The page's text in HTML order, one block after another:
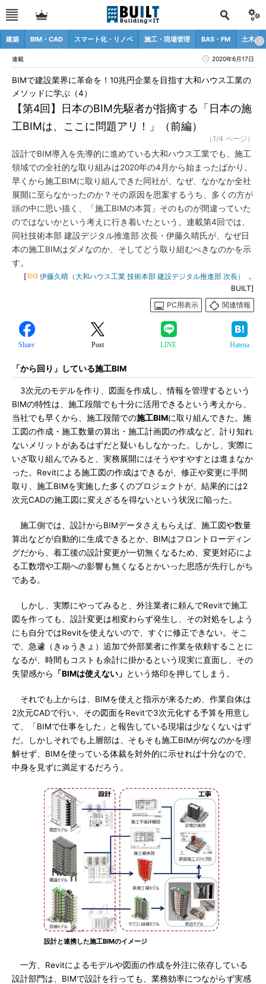
建築 BIM・CAD スマート化・リノベ 施工・現場管理 BAS・FM 土木
連載 2020年6月17日
【第4回】日本のBIM先駆者が指摘する「日本の施
工BIMは、ここに問題アリ！」（前編）
BIMで建設業界に革命を！10兆円企業を目指す大和ハウス工業の
メソッドに学ぶ（4）
（1/4 ページ）
設計でBIM導入を先導的に進めている大和ハウス工業でも、施工
領域での全社的な取り組みは2020年の4月から始まったばかり。
早くから施工BIMに取り組んできた同社が、なぜ、なかなか全社
展開に至らなかったのか？その原因を思案するうち、多くの方が
頭の中に思い描く、「施工BIMの本質」そのものが間違っていた
のではないかという考えに行き着いたという。連載第4回では、
同社技術本部 建設デジタル推進部 次長・伊藤久晴氏が、なぜ日
本の施工BIMはダメなのか、そしてどう取り組むべきなのかを示
す。
[ 伊藤久晴（大和ハウス工業 技術本部 建設デジタル推進部 次長）
，
BUILT]
PC用表示
関連情報
Share Post LINE Hatena
「から回り」している施工BIM
3次元のモデルを作り、図面を作成し、情報を管理するという
BIMの特性は、施工段階でも十分に活用できるという考えから、
当社でも早くから、施工段階での施工BIMに取り組んできた。施
工図の作成・施工数量の算出・施工計画図の作成など、計り知れ
ないメリットがあるはずだと疑いもしなかった。しかし、実際に
いざ取り組んでみると、実務展開にはそうやすやすとは進まなか
った。Revitによる施工図の作成はできるが、修正や変更に手間
取り、施工BIMを実施した多くのプロジェクトが、結果的には2
次元CADの施工図に変えざるを得ないという状況に陥った。
施工側では、設計からBIMデータさえもらえば、施工図や数量
算出などが自動的に生成できるとか、BIMはフロントローディン
グだから、着工後の設計変更が一切無くなるため、変更対応によ
る工数増や工期への影響も無くなるとかいった思惑が先行しがち
である。
しかし、実際にやってみると、外注業者に頼んでRevitで施工
図を作っても、設計変更は相変わらず発生し、その対処をしよう
にも自分ではRevitを使えないので、すぐに修正できない。そこ
で、急遽（きゅうきょ）追加で外部業者に作業を依頼することに
なるが、時間もコストも余計に掛かるという現実に直面し、その
失望感から
「BIMは使えない」 という烙印を押してしまう。
それでも上からは、BIMを使えと指示が来るため、作業自体は
2次元CADで行い、その図面をRevitで3次元化する予算を用意し
て、「BIMで仕事をした」と報告している現場は少なくないはず
だ。しかしそれでも上層部は、そもそも施工BIMが何なのかを理
解せず、BIMを使っている体裁を対外的に示せれば十分なので、
中身を見ずに満足するだろう。
設計と連携した施工BIMのイメージ
一方、Revitによるモデルや図面の作成を外注に依存している
設計部門は、BIMで設計を行っても、業務効率につながらず実感